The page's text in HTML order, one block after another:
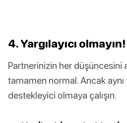
4. Yargılayıcı olmayın!
Partnerinizin her düşüncesini
tamamen normal. Ancak
destekleyici olmaya çalışın.